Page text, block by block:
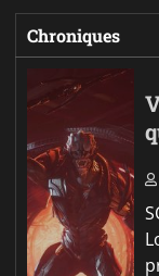
Chroniques